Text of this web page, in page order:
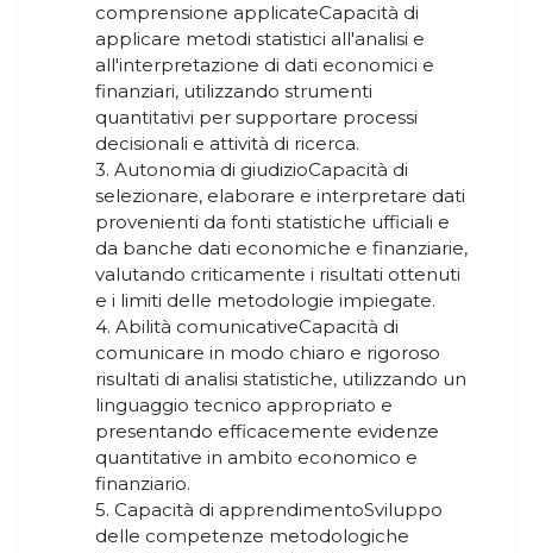
comprensione applicateCapacità di
applicare metodi statistici all'analisi e
all'interpretazione di dati economici e
finanziari, utilizzando strumenti
quantitativi per supportare processi
decisionali e attività di ricerca.
3. Autonomia di giudizioCapacità di
selezionare, elaborare e interpretare dati
provenienti da fonti statistiche ufficiali e
da banche dati economiche e finanziarie,
valutando criticamente i risultati ottenuti
e i limiti delle metodologie impiegate.
4. Abilità comunicativeCapacità di
comunicare in modo chiaro e rigoroso
risultati di analisi statistiche, utilizzando un
linguaggio tecnico appropriato e
presentando efficacemente evidenze
quantitative in ambito economico e
finanziario.
5. Capacità di apprendimentoSviluppo
delle competenze metodologiche